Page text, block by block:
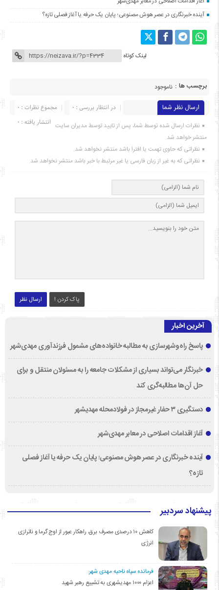
آینده خبرنگاری در عصر هوش مصنوعی؛ پایان یک حرفه یا آغاز فصلی تازه؟
لینک کوتاه
برچسب ها : ناموجود
ارسال نظر شما مجموع نظرات : 0
در انتظار بررسی : 0
انتشار یافته : ۰ نظرات ارسال شده توسط شما، پس از تایید توسط مدیران سایت
منتشر خواهد شد.
نظراتی که حاوی تهمت یا افترا باشد منتشر نخواهد شد.
نظراتی که به غیر از زبان فارسی یا غیر مرتبط با خبر باشد منتشر نخواهد شد.
ارسال نظر پاک کردن !
آخرین اخبار
پاسخ راه‌وشهرسازی به مطالبه خانواده‌های مشمول فرزندآوری مهدی‌شهر
خبرنگار می‌تواند بسیاری از مشکلات جامعه را به مسئولان منتقل و برای
حل آن‌ها مطالبه‌گری کند
دستگیری ۳ حفار غیرمجاز در فولادمحله مهدیشهر
آغاز اقدامات اصلاحی در معابر مهدی‌شهر
آینده خبرنگاری در عصر هوش مصنوعی؛ پایان یک حرفه یا آغاز فصلی
تازه؟
پیشنهاد سردبیر
کاهش ۱۰ درصدی مصرف برق، راهکار عبور از اوج گرما و ناترازی
انرژی
فرمانده سپاه ناحیه مهدی شهر:
اعزام ۱۰۰۰ مهدیشهری به تشییع رهبر شهید